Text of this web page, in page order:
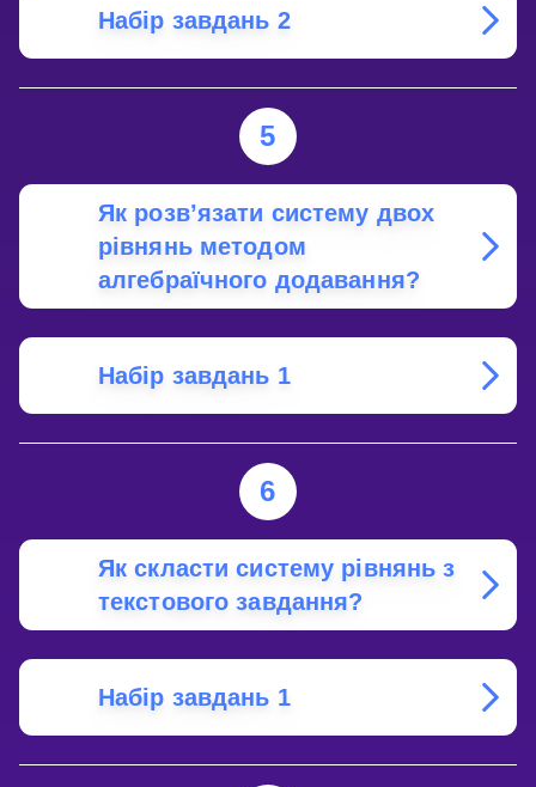
Набір завдань 2
5
Як розв’язати систему двох
рівнянь методом
алгебраїчного додавання?
Набір завдань 1
6
Як скласти систему рівнянь з
текстового завдання?
Набір завдань 1